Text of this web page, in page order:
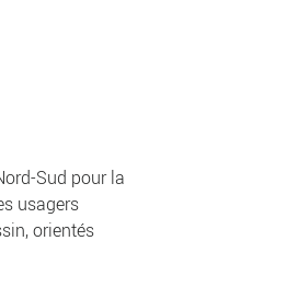
Sud pour la
usagers
orientés